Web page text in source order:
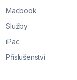
Macbook
Služby
iPad
Příslušenství